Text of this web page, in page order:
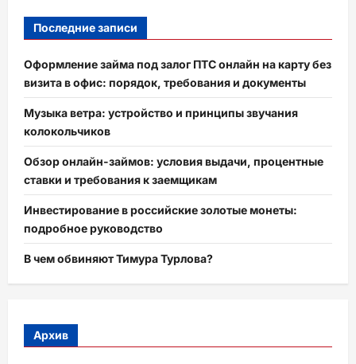
Последние записи
Оформление займа под залог ПТС онлайн на карту без
визита в офис: порядок, требования и документы
Музыка ветра: устройство и принципы звучания
колокольчиков
Обзор онлайн-займов: условия выдачи, процентные
ставки и требования к заемщикам
Инвестирование в российские золотые монеты:
подробное руководство
В чем обвиняют Тимура Турлова?
Архив